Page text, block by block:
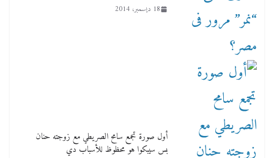
18 ديسمبر، 2014
أول صورة تجمع سامح الصريطي مع زوجته حنان
بس سيبكوا هو محظوظ للأسباب دي